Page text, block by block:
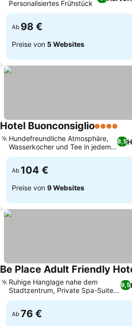
Personalisiertes Frühstück
Ab 98 €
Preise von 5 Websites
Hotel Buonconsiglio4 Sterne
8,5
Hundefreundliche Atmosphäre,
Wasserkocher und Tee in jedem
Zimmer
Ab 104 €
Preise von 9 Websites
Be Place Adult Friendly
9,5
Ruhige Hanglage nahe dem
Stadtzentrum, Private Spa-Suite
mit Bergblick
Ab 76 €